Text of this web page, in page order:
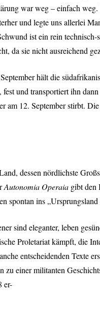
war weg – einfach
und legte uns allerlei
ist ein rein
da sie nicht ausreichend
hält die
und transportiert ihn
am 12. September stirbt.
dessen nördlichste
Autonomia Operaia gibt den
spontan ins „Ursprungsland
sind eleganter, leben
Proletariat kämpft, die
entscheidenden Texte
zu einer militanten
er-